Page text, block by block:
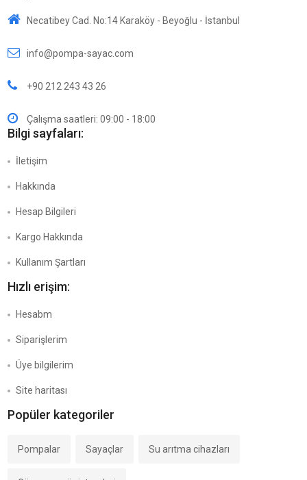
Necatibey Cad. No:14 Karaköy - Beyoğlu - İstanbul
info@pompa-sayac.com
+90 212 243 43 26
Çalışma saatleri: 09:00 - 18:00
Bilgi sayfaları:
İletişim
Hakkında
Hesap Bilgileri
Kargo Hakkında
Kullanım Şartları
Hızlı erişim:
Hesabm
Siparişlerim
Üye bilgilerim
Site haritası
Popüler kategoriler
Pompalar Sayaçlar Su arıtma cihazları